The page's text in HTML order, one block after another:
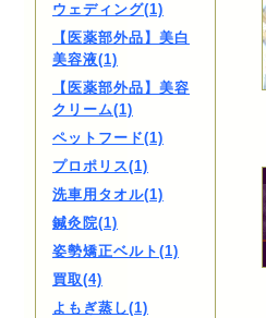
ウェディング(1)
【医薬部外品】美白
美容液(1)
【医薬部外品】美容
クリーム(1)
ペットフード(1)
プロポリス(1)
洗車用タオル(1)
鍼灸院(1)
姿勢矯正ベルト(1)
買取(4)
よもぎ蒸し(1)